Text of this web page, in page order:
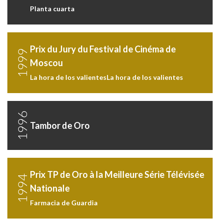
Planta cuarta
1999 Prix du Jury du Festival de Cinéma de
Moscou
La hora de los valientesLa hora de los valientes
1996 Tambor de Oro
1994 Prix TP de Oro à la Meilleure Série Télévisée
Nationale
Farmacia de Guardia